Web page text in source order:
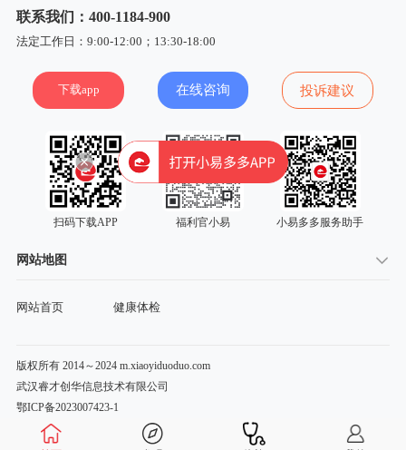
联系我们：400-1184-900
法定工作日：9:00-12:00；13:30-18:00
下载app 在线咨询 投诉建议
扫码下载APP 福利官小易 小易多多服务助手
网站地图
网站首页 健康体检
版权所有 2014～2024 m.xiaoyiduoduo.com
武汉睿才创华信息技术有限公司
鄂ICP备2023007423-1